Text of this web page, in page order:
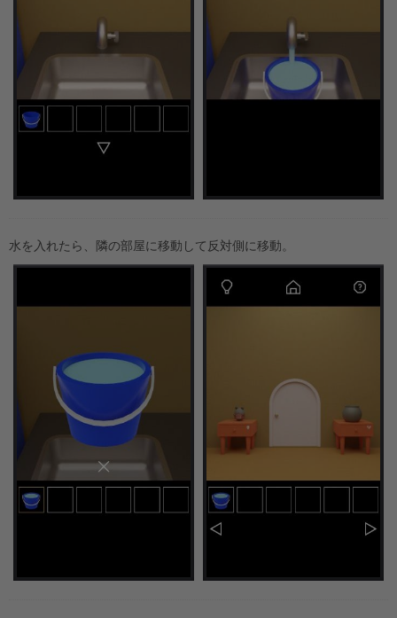
水を入れたら、隣の部屋に移動して反対側に移動。